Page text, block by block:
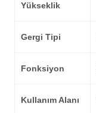
Yükseklik
Gergi Tipi
Fonksiyon
Kullanım Alanı